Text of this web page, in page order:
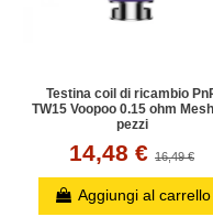
Testina coil di ricambio
TW15 Voopoo 0.15 ohm
pezzi
14,48 € 16,49 €
Aggiungi al carrello